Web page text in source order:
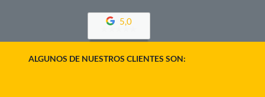
5,0
ALGUNOS DE NUESTROS CLIENTES SON: